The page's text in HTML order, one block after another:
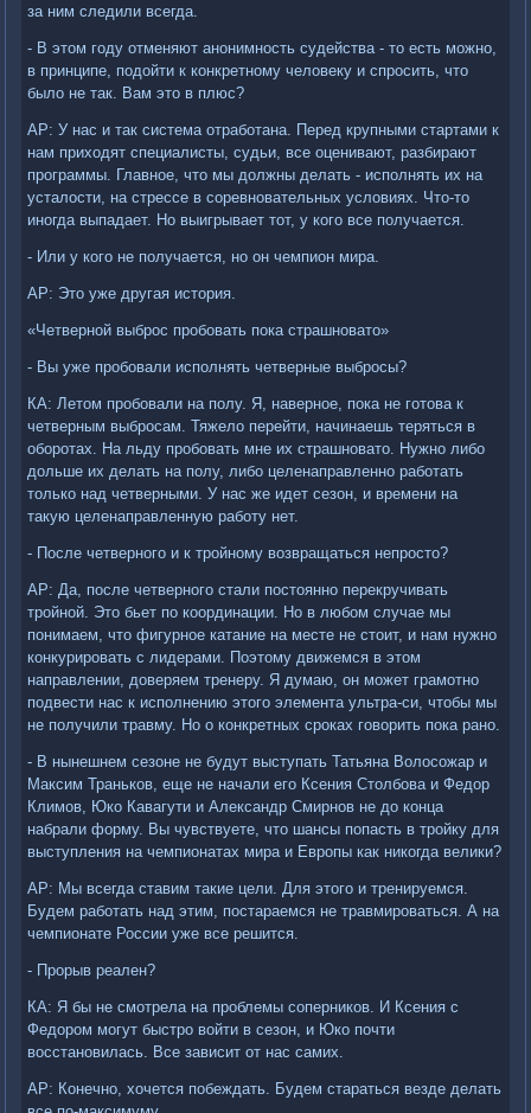
за ним следили всегда.
- В этом году отменяют анонимность судейства - то есть можно,
в принципе, подойти к конкретному человеку и спросить, что
было не так. Вам это в плюс?
АР: У нас и так система отработана. Перед крупными стартами к
нам приходят специалисты, судьи, все оценивают, разбирают
программы. Главное, что мы должны делать - исполнять их на
усталости, на стрессе в соревновательных условиях. Что-то
иногда выпадает. Но выигрывает тот, у кого все получается.
- Или у кого не получается, но он чемпион мира.
АР: Это уже другая история.
«Четверной выброс пробовать пока страшновато»
- Вы уже пробовали исполнять четверные выбросы?
КА: Летом пробовали на полу. Я, наверное, пока не готова к
четверным выбросам. Тяжело перейти, начинаешь теряться в
оборотах. На льду пробовать мне их страшновато. Нужно либо
дольше их делать на полу, либо целенаправленно работать
только над четверными. У нас же идет сезон, и времени на
такую целенаправленную работу нет.
- После четверного и к тройному возвращаться непросто?
АР: Да, после четверного стали постоянно перекручивать
тройной. Это бьет по координации. Но в любом случае мы
понимаем, что фигурное катание на месте не стоит, и нам нужно
конкурировать с лидерами. Поэтому движемся в этом
направлении, доверяем тренеру. Я думаю, он может грамотно
подвести нас к исполнению этого элемента ультра-си, чтобы мы
не получили травму. Но о конкретных сроках говорить пока рано.
- В нынешнем сезоне не будут выступать Татьяна Волосожар и
Максим Траньков, еще не начали его Ксения Столбова и Федор
Климов, Юко Кавагути и Александр Смирнов не до конца
набрали форму. Вы чувствуете, что шансы попасть в тройку для
выступления на чемпионатах мира и Европы как никогда велики?
АР: Мы всегда ставим такие цели. Для этого и тренируемся.
Будем работать над этим, постараемся не травмироваться. А на
чемпионате России уже все решится.
- Прорыв реален?
КА: Я бы не смотрела на проблемы соперников. И Ксения с
Федором могут быстро войти в сезон, и Юко почти
восстановилась. Все зависит от нас самих.
АР: Конечно, хочется побеждать. Будем стараться везде делать